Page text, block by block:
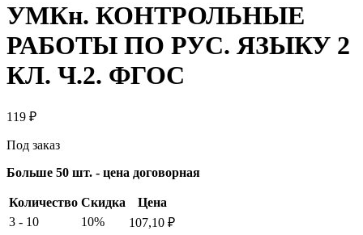
УМКн. КОНТРОЛЬНЫЕ
РАБОТЫ ПО РУС. ЯЗЫКУ 2
КЛ. Ч.2. ФГОС
119 ₽
Под заказ
Больше 50 шт. - цена договорная
Количество Скидка
Цена
3 - 10
10% 107,10 ₽